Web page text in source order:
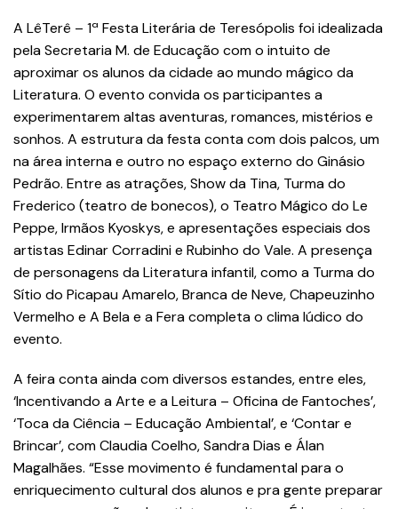
A LêTerê – 1ª Festa Literária de Teresópolis foi idealizada
pela Secretaria M. de Educação com o intuito de
aproximar os alunos da cidade ao mundo mágico da
Literatura. O evento convida os participantes a
experimentarem altas aventuras, romances, mistérios e
sonhos. A estrutura da festa conta com dois palcos, um
na área interna e outro no espaço externo do Ginásio
Pedrão. Entre as atrações, Show da Tina, Turma do
Frederico (teatro de bonecos), o Teatro Mágico do Le
Peppe, Irmãos Kyoskys, e apresentações especiais dos
artistas Edinar Corradini e Rubinho do Vale. A presença
de personagens da Literatura infantil, como a Turma do
Sítio do Picapau Amarelo, Branca de Neve, Chapeuzinho
Vermelho e A Bela e a Fera completa o clima lúdico do
evento.
A feira conta ainda com diversos estandes, entre eles,
‘Incentivando a Arte e a Leitura – Oficina de Fantoches’,
‘Toca da Ciência – Educação Ambiental’, e ‘Contar e
Brincar’, com Claudia Coelho, Sandra Dias e Álan
Magalhães. “Esse movimento é fundamental para o
enriquecimento cultural dos alunos e pra gente preparar